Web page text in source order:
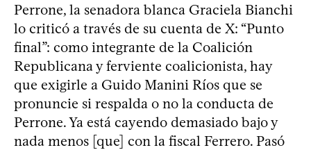
Perrone, la senadora blanca Graciela Bianchi
lo criticó a través de su cuenta de X: “Punto
final”: como integrante de la Coalición
Republicana y ferviente coalicionista, hay
que exigirle a Guido Manini Ríos que se
pronuncie si respalda o no la conducta de
Perrone. Ya está cayendo demasiado bajo y
nada menos [que] con la fiscal Ferrero. Pasó